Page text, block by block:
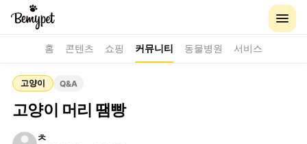
홈 콘텐츠 쇼핑 커뮤니티 동물병원 서비스
고양이 Q&A
고양이 머리 땜빵
ㅊ